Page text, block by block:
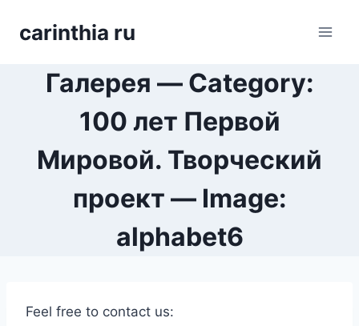
carinthia ru
Галерея — Category:
100 лет Первой
Мировой. Творческий
проект — Image:
alphabet6
Feel free to contact us: